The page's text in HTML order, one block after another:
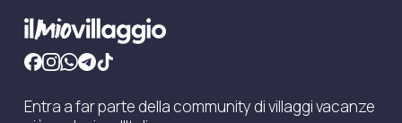
Entra a far parte della community di villaggi vacanze